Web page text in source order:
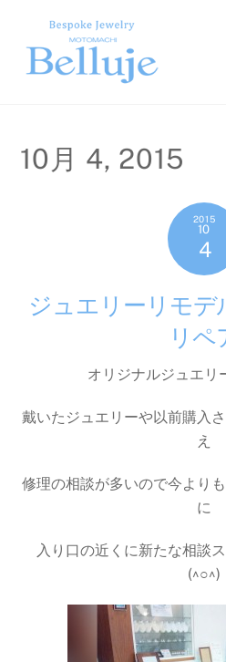
content
10月 4, 2015
2015
10
4
ジュエリーリモ
リペ
オリジナルジュエリ
戴いたジュエリーや以前購入
え
修理の相談が多いので今より
に
入り口の近くに新たな相談
(^○^)